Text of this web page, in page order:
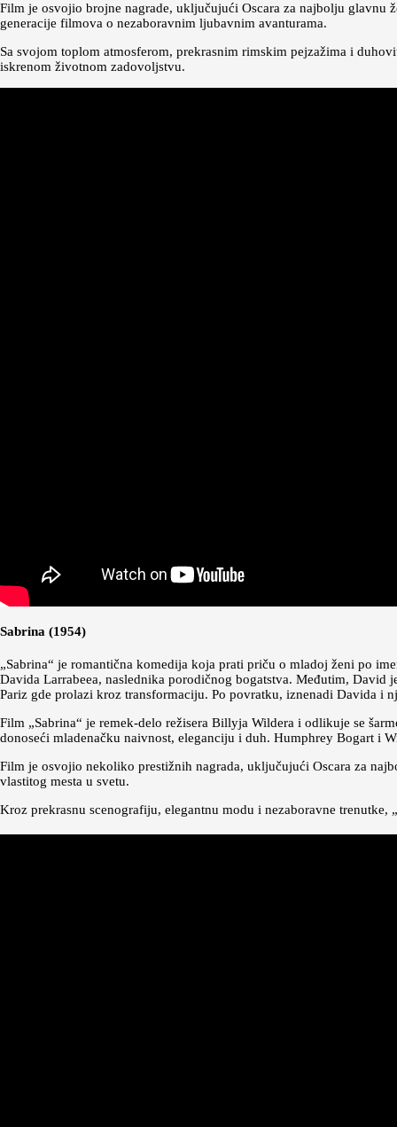
Film je osvojio brojne nagrade, uključujući Oscara za najbolju glavnu
generacije filmova o nezaboravnim ljubavnim avanturama.
Sa svojom toplom atmosferom, prekrasnim rimskim pejzažima i
iskrenom životnom zadovoljstvu.
Sabrina (1954)
„Sabrina“ je romantična komedija koja prati priču o mladoj ženi po
Davida Larrabeea, naslednika porodičnog bogatstva. Međutim,
Pariz gde prolazi kroz transformaciju. Po povratku, iznenadi Davida i
Film „Sabrina“ je remek-delo režisera Billyja Wildera i odlikuje se
donoseći mladenačku naivnost, eleganciju i duh. Humphrey Bogart i
Film je osvojio nekoliko prestižnih nagrada, uključujući Oscara za
vlastitog mesta u svetu.
Kroz prekrasnu scenografiju, elegantnu modu i nezaboravne